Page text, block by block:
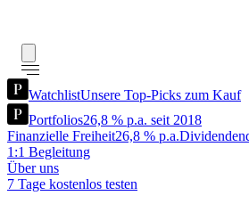
WatchlistUnsere Top-Picks zum Kauf
Portfolios26,8 % p.a. seit 2018
Finanzielle Freiheit26,8 % p.a.
1:1 Begleitung
Über uns
7 Tage kostenlos testen